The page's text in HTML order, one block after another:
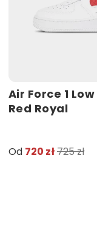
Air Force 1
Red Royal
Od 720 zł725 zł